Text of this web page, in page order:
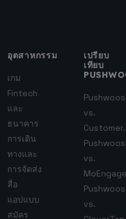
อุตสาหกรรม
เกม
Fintech
และ
ธนาคาร
การเดิน
ทางและ
การจัดส่ง
สื่อ
แอปแบบ
สมัคร
เปรียบ
เทียบ
vs.
vs.
vs.